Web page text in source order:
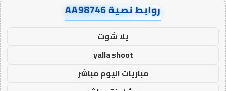
روابط نصية AA98746
يلا شوت
yalla shoot
مباريات اليوم مباشر